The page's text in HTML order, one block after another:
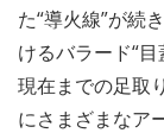
た“導火線”が続
けるバラード“
現在までの足取
にさまざまなア